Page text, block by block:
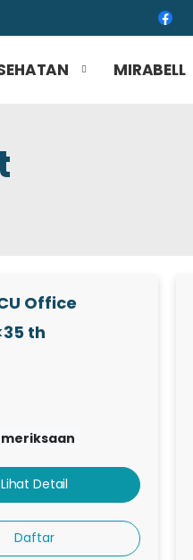
MIRABELL
Office
th
Lihat Detail
Daftar